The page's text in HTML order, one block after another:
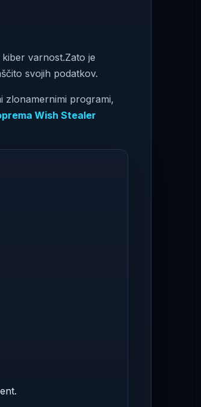
varnost.Zato je
svojih podatkov.
zlonamernimi programi,
Wish Stealer